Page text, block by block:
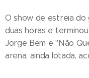
O show de estreia do
duas horas e
Jorge Bem e "Não
arena, ainda lotada,